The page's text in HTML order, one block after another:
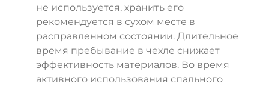
не используется, хранить его
рекомендуется в сухом месте в
расправленном состоянии. Длительное
время пребывание в чехле снижает
эффективность материалов. Во время
активного использования спального